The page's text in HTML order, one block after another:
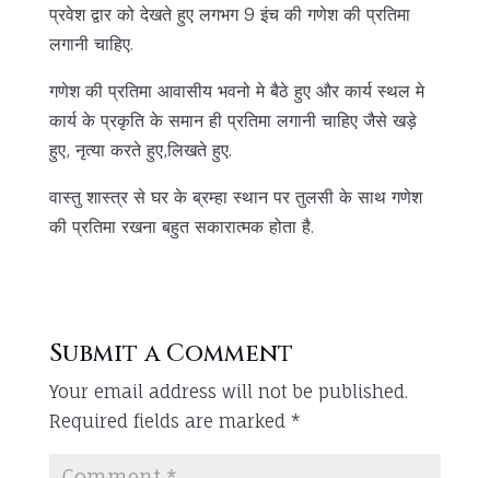
प्रवेश द्वार को देखते हुए लगभग 9 इंच की गणेश की प्रतिमा
लगानी चाहिए.
गणेश की प्रतिमा आवासीय भवनो मे बैठे हुए और कार्य स्थल मे
कार्य के प्रकृति के समान ही प्रतिमा लगानी चाहिए जैसे खड़े
हुए, नृत्या करते हुए,लिखते हुए.
वास्तु शास्त्र से घर के ब्रम्हा स्थान पर तुलसी के साथ गणेश
की प्रतिमा रखना बहुत सकारात्मक होता है.
Submit a Comment
Your email address will not be published.
Required fields are marked *